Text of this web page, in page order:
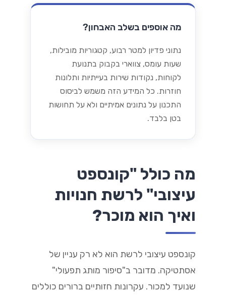
מה אוספים בשלב האבחון?
נתוני פדיון למטר רבוע, קטגוריות מובילות,
שעות עומס, צווארי בקבוק בתנועת
לקוחות, נקודות שירות בעייתיות ותלונות
חוזרות. כל המידע הזה משמש לביסוס
התכנון על נתונים אמיתיים ולא על תחושות
בטן בלבד.
מה כולל "קונספט
עיצובי" לרשת חנויות
ואיך הוא מוכר?
קונספט עיצובי לרשת הוא לא רק עניין של
אסתטיקה. מדובר ב"סיפור מותג תפעולי"
שנועד למכור. עקרונות חזותיים ברורים כוללים